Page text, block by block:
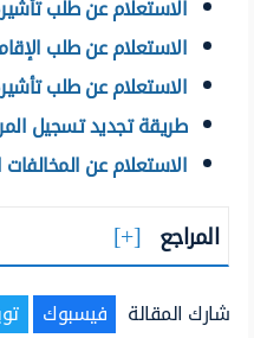
الاستعلام عن طلب
الاستعلام عن طلب
الاستعلام عن طلب
طريقة تجديد تسجيل
الاستعلام عن
المراجع
شارك المقالة فيسبوك